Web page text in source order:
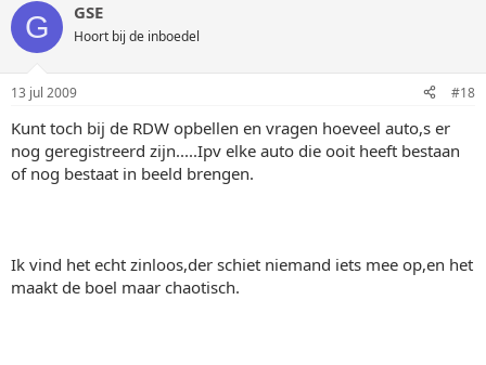
G GSE
Hoort bij de inboedel
13 jul 2009 #18
Kunt toch bij de RDW opbellen en vragen hoeveel auto,s er
nog geregistreerd zijn.....Ipv elke auto die ooit heeft bestaan
of nog bestaat in beeld brengen.
Ik vind het echt zinloos,der schiet niemand iets mee op,en het
maakt de boel maar chaotisch.